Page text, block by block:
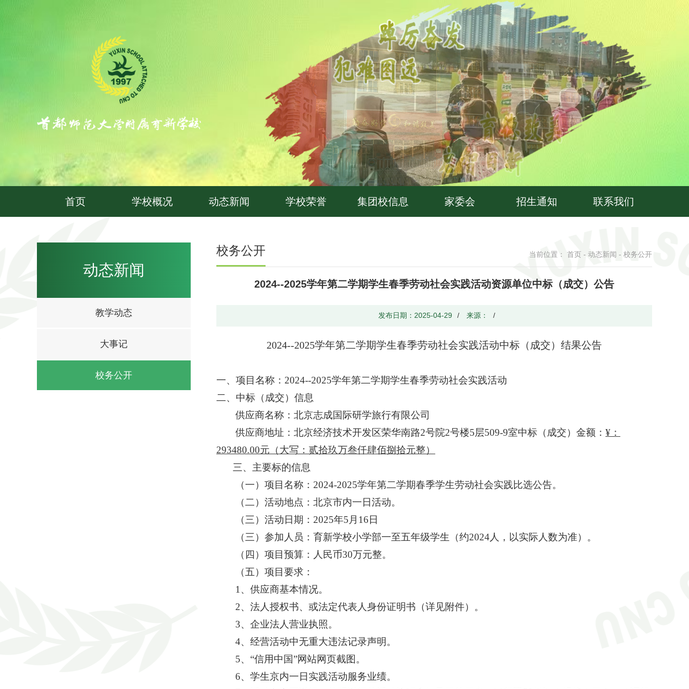
首页 学校概况 动态新闻 学校荣誉 集团校信息 家委会 招生通知 联系我们
动态新闻
教学动态
大事记
校务公开
当前位置： 首页 - 动态新闻 - 校务公开
校务公开
2024--2025学年第二学期学生春季劳动社会实践活动资源单位中标（成交）公告
发布日期：2025-04-29 / 来源： /
2024--2025学年第二学期学生春季劳动社会实践活动中标（成交）结果公告
一、 项目名称： 2024--2025学年第二学期学生春季劳动社会实践活动
二、 中标（成交）信息
供应商名称：北京志成国际研学旅行有限公司
供应商地址：北京经济技术开发区荣华南路2号院2号楼5层509-9室中标（成交）金额： ¥：
293480.00元（大写：贰拾玖万叁仟肆佰捌拾元整）
三、主要标的信息
（一）项目名称：2024-2025学年第二学期春季学生劳动社会实践比选公告。
（二）活动地点：北京市内一日活动。
（三）活动日期：2025年5月16日
（三）参加人员：育新学校小学部一至五年级学生（约2024人，以实际人数为准）。
（四）项目预算：人民币30万元整。
（五）项目要求：
1 、供应商基本情况。
2、法人授权书、或法定代表人身份证明书（详见附件）。
3、企业法人营业执照。
4、经营活动中无重大违法记录声明。
5、“信用中国”网站网页截图。
6、学生京内一日实践活动服务业绩。